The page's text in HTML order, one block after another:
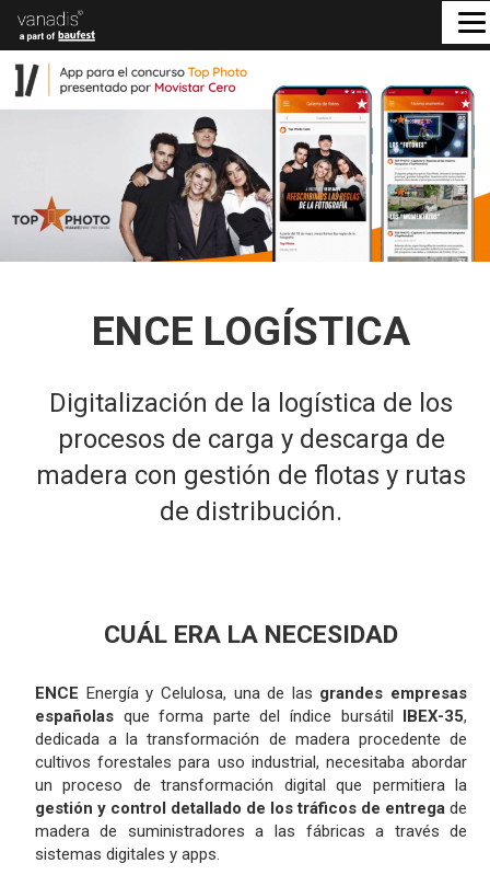
ENCE LOGÍSTICA
Digitalización de la logística de los
procesos de carga y descarga de
madera con gestión de flotas y rutas
de distribución.
CUÁL ERA LA NECESIDAD
ENCE Energía y Celulosa, una de las grandes empresas
españolasque forma parte del índice bursátil IBEX-35,
dedicada a la transformación de madera procedente de
cultivos forestales para uso industrial, necesitaba abordar
un proceso de transformación digital que permitiera la
gestión y control detallado de los tráficos de entrega de
madera de suministradores a las fábricas a través de
sistemas digitales y apps.